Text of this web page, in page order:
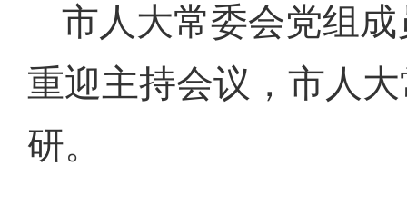
市人大常委会党组
重迎主持会议，市人
研。